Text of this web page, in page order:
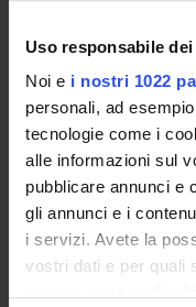
Uso responsabile
Noi e i nostri 1022
personali, ad
tecnologie come i
alle informazioni sul
pubblicare annunci e
gli annunci e i
i servizi. Avete la
vostri dati e per quali
The teaching methods
topics:
1. Spanish language
works
1.1. Geography of the
1.2. Linguistic tools
2. Constitutive
minimal units to